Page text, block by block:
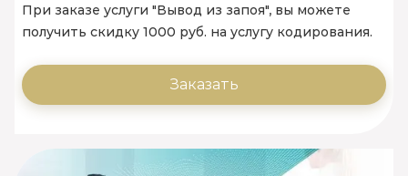
При заказе услуги "Вывод из запоя", вы можете
получить скидку 1000 руб. на услугу кодирования.
Заказать